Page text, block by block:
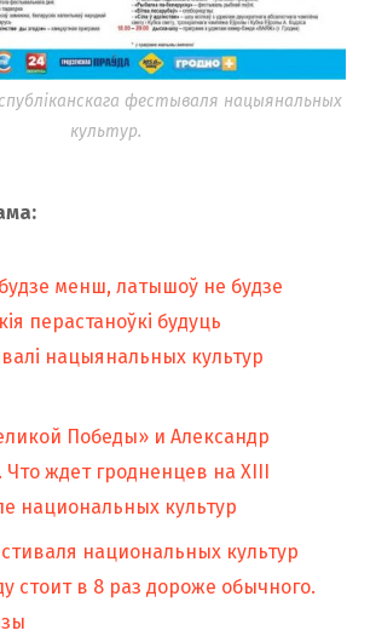
фестываля нацыянальных
культур.
менш, латышоў не будзе
перастаноўкі будуць
нацыянальных культур
Победы» и Александр
Что ждет гродненцев на XIII
национальных культур
национальных культур
стоит в 8 раз дороже обычного.